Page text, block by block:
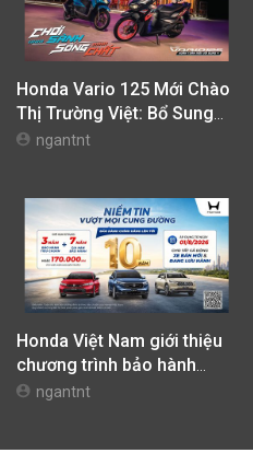
Honda Vario 125 Mới Chào
Thị Trường Việt: Bổ Sung
Phiên Bản Street, Giá Từ
ngantnt
Honda Việt Nam giới thiệu
chương trình bảo hành
chính hãng lên tới 10 năm
ngantnt